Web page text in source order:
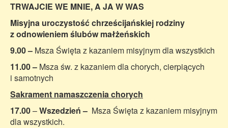
TRWAJCIE WE MNIE, A JA W WAS
Misyjna uroczystość chrześcijańskiej rodziny
z odnowieniem ślubów małżeńskich
9.00 – Msza Święta z kazaniem misyjnym dla wszystkich
11.00 – Msza św. z kazaniem dla chorych, cierpiących
i samotnych
Sakrament namaszczenia chorych
17.00–Wszedzień – Msza Święta z kazaniem misyjnym
dla wszystkich.